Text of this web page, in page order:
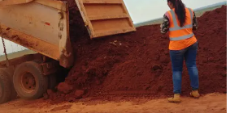
mujeres en los trabajos
reconocida